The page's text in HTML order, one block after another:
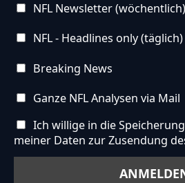
NFL Newsletter (wöchentlich)
NFL - Headlines only (täglich)
Breaking News
Ganze NFL Analysen via Mail
Ich willige in die
meiner Daten zur Zusendung